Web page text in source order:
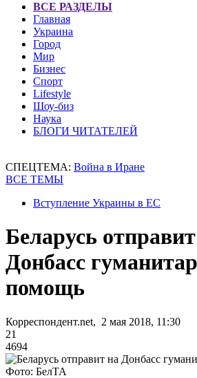
ВСЕ РАЗДЕЛЫ
Главная
Украина
Город
Мир
Бизнес
Спорт
Lifestyle
Шоу-биз
Наука
БЛОГИ ЧИТАТЕЛЕЙ
СПЕЦТЕМА: Война в Иране
ВСЕ ТЕМЫ
Вступление Украины в ЕС
Беларусь
Донбасс
помощь
Корреспондент.net, 2 мая 2018, 11:30
21
4694
Фото: БелТА